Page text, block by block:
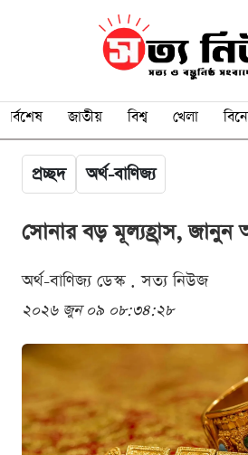
সর্বশেষ জাতীয় বিশ্ব খেলা
প্রচ্ছদ অর্থ-বাণিজ্য
সোনার বড় মূল্যহ্রাস,
অর্থ-বাণিজ্য ডেস্ক . সত্য নিউজ
২০২৬ জুন ০৯ ০৮:৩৪:২৮